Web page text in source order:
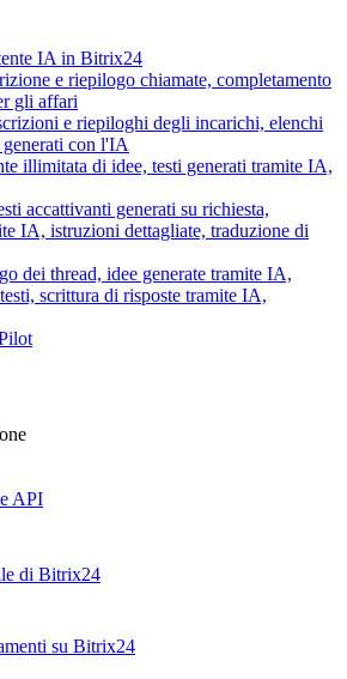
IA in Bitrix24
e riepilogo chiamate, completamento
gli affari
e riepiloghi degli incarichi, elenchi
con l'IA
illimitata di idee, testi generati tramite IA,
accattivanti generati su richiesta,
IA, istruzioni dettagliate, traduzione di
dei thread, idee generate tramite IA,
scrittura di risposte tramite IA,
API
di Bitrix24
su Bitrix24